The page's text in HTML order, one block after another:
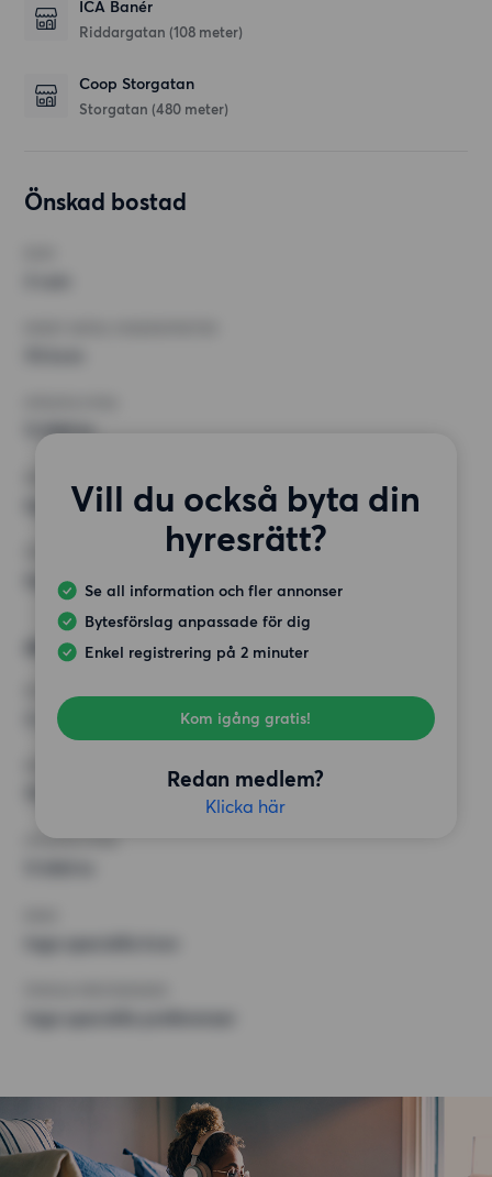
ICA Banér
Riddargatan (108 meter)
Coop Storgatan
Storgatan (480 meter)
Önskad bostad
Vill du också byta din
hyresrätt?
Se all information och fler annonser
Bytesförslag anpassade för dig
Enkel registrering på 2 minuter
Kom igång gratis!
Redan medlem?
Klicka här
11 000 kr
Inga speciella krav
ÖVRIGA PREFERENSER
Inga speciella preferenser
Alternativt önskemål
3 rum
MINST ANTAL KVADRATMETER
HÖGSTA HYRA